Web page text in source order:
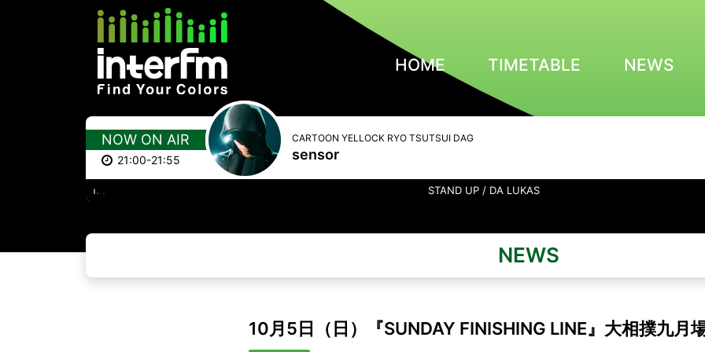
HOME TIMETABLE NEWS
NOW ON AIR
21:00-21:55
CARTOON YELLOCK RYO TSUTSUI DAG
sensor
STAND UP / DA LUKAS
NEWS
10月5日（日）『SUNDAY FINISHING LINE』大相撲九月